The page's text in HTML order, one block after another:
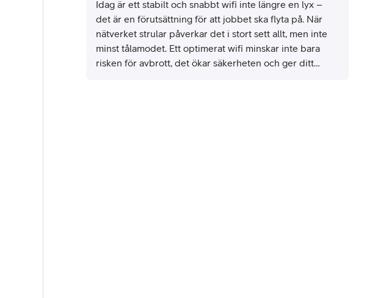
Idag är ett stabilt och snabbt wifi inte längre en lyx –
det är en förutsättning för att jobbet ska flyta på. När
nätverket strular påverkar det i stort sett allt, men inte
minst tålamodet. Ett optimerat wifi minskar inte bara
risken för avbrott, det ökar säkerheten och ger ditt